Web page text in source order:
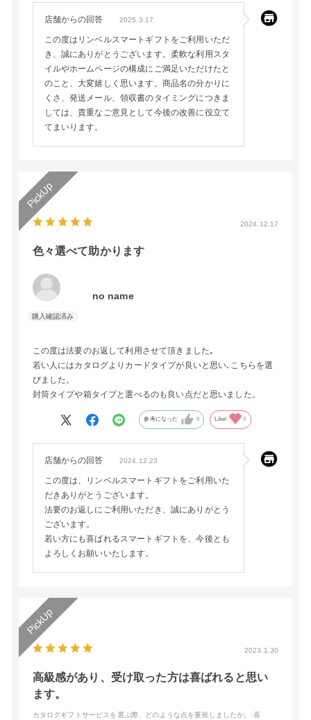
店舗からの回答 2025.3.17
この度はリンベルスマートギフトをご利用いただ
き、誠にありがとうございます。柔軟な利用スタ
イルやホームページの構成にご満足いただけたと
のこと、大変嬉しく思います。商品名の分かりに
くさ、発送メール、領収書のタイミングにつきま
しては、貴重なご意見として今後の改善に役立て
てまいります。
2024.12.17
色々選べて助かります
no name
この度は法要のお返して利用させて頂きました｡
若い人にはカタログよりカードタイプが良いと思い､こちらを選
びました。
封筒タイプや箱タイプと選べるのも良い点だと思いました。
参考になった 0 Like! 0
店舗からの回答 2024.12.23
この度は、リンベルスマートギフトをご利用いた
だきありがとうございます。
法要のお返しにご利用いただき、誠にありがとう
ございます。
若い方にも喜ばれるスマートギフトを、今後とも
よろしくお願いいたします。
2023.1.30
高級感があり、受け取った方は喜ばれると思い
ます。
カタログギフトサービスを選ぶ際、どのような点を重視しましたか。
:喜